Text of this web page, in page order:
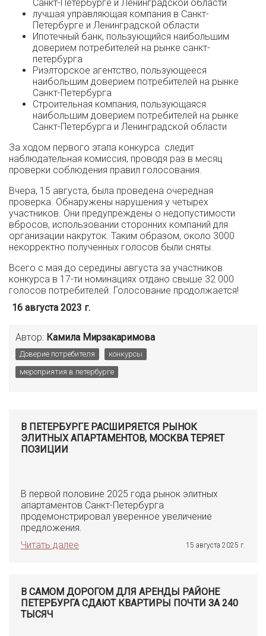
Санкт-Петербурге и Ленинградской области
лучшая управляющая компания в Санкт-
Петербурге и Ленинградской области
Ипотечный банк, пользующийся наибольшим
доверием потребителей на рынке санкт-
петербурга
Риэлторское агентство, пользующееся
наибольшим доверием потребителей на рынке
Санкт-Петербурга
Строительная компания, пользующаяся
наибольшим доверием потребителей на рынке
Санкт-Петербурга и Ленинградской области
За ходом первого этапа конкурса следит
наблюдательная комиссия, проводя раз в месяц
проверки соблюдения правил голосования.
Вчера, 15 августа, была проведена очередная
проверка. Обнаружены нарушения у четырех
участников. Они предупреждены о недопустимости
вбросов, использовании сторонних компаний для
организации накруток. Таким образом, около 3000
некорректно полученных голосов были сняты.
Всего с мая до середины августа за участников
конкурса в 17-ти номинациях отдано свыше 32 000
голосов потребителей. Голосование продолжается!
16 августа 2023 г.
Автор: Камила Мирзакаримова
Доверие потребителя
конкурсы
мероприятия в петербурге
В ПЕТЕРБУРГЕ РАСШИРЯЕТСЯ РЫНОК
ЭЛИТНЫХ АПАРТАМЕНТОВ, МОСКВА ТЕРЯЕТ
ПОЗИЦИИ
В первой половине 2025 года рынок элитных
апартаментов Санкт-Петербурга
продемонстрировал уверенное увеличение
предложения.
Читать далее
15 августа 2025 г.
В САМОМ ДОРОГОМ ДЛЯ АРЕНДЫ РАЙОНЕ
ПЕТЕРБУРГА СДАЮТ КВАРТИРЫ ПОЧТИ ЗА 240
ТЫСЯЧ